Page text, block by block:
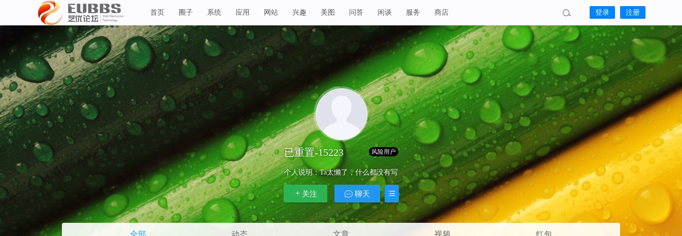
首页 圈子 系统 应用 网站 兴趣 美图 问答 闲谈 服务 商店 登录 注册
已重置-15223 Lv 1 风险用户
个人说明：Ta太懒了，什么都没有写
关注 聊天
全部 动态 文章 视频 红包